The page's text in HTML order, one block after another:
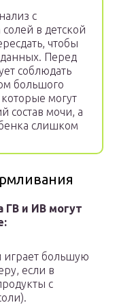
с
в детской
чтобы
Перед
соблюдать
большого
могут
состав мочи, а
слишком
и ИВ могут
большую
если в
с